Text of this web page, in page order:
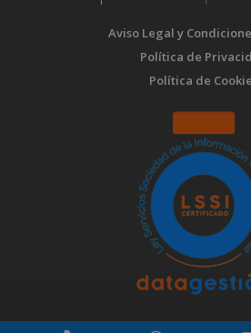
Aviso Legal y
Política de
Política de